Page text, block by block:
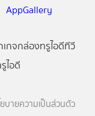
กจกล่องทรูไอดีทีวี
ไอดี
บายความเป็นส่วนตัว